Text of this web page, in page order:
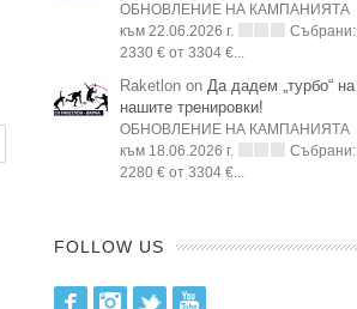
ОБНОВЛЕНИЕ НА КАМПАНИЯТА
към 22.06.2026 г.
Събрани:
2330 € от 3304 €...
Raketlon on Да дадем „турбо“ на
нашите тренировки!
ОБНОВЛЕНИЕ НА КАМПАНИЯТА
към 18.06.2026 г.
Събрани:
2280 € от 3304 €...
FOLLOW US
FacebookInstagram
Twitter